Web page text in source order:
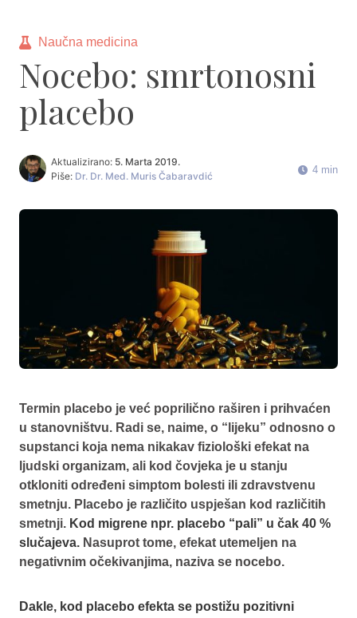
Naučna medicina
Nocebo: smrtonosni
placebo
Aktualizirano: 5. Marta 2019.
Piše: Dr. Dr. Med. Muris Čabaravdić
4 min
Termin placebo je već poprilično raširen i prihvaćen
u stanovništvu. Radi se, naime, o “lijeku” odnosno o
supstanci koja nema nikakav fiziološki efekat na
ljudski organizam, ali kod čovjeka je u stanju
otkloniti određeni simptom bolesti ili zdravstvenu
smetnju. Placebo je različito uspješan kod različitih
smetnji. Kod migrene npr. placebo “pali” u čak 40 %
slučajeva. Nasuprot tome, efekat utemeljen na
negativnim očekivanjima, naziva se nocebo.
Dakle, kod placebo efekta se postižu pozitivni